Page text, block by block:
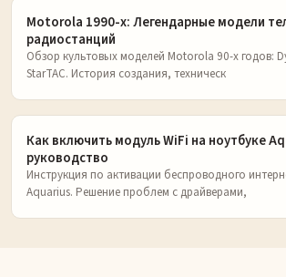
Motorola 1990-х: Легендарные модели
радиостанций
Обзор культовых моделей Motorola 90-х годов:
StarTAC. История создания, техническ
Как включить модуль WiFi на ноутбуке
руководство
Инструкция по активации беспроводного
Aquarius. Решение проблем с драйверами,